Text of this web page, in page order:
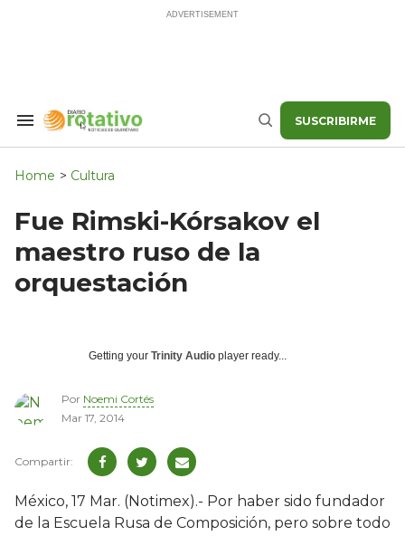
Search
Navigation
Buscar SUSCRIBIRME
Home > Cultura
Fue Rimski-Kórsakov el
maestro ruso de la
orquestación
Getting your Trinity Audio player ready...
Por Noemi Cortés
Mar 17, 2014
México, 17 Mar. (Notimex).- Por haber sido fundador
de la Escuela Rusa de Composición, pero sobre todo